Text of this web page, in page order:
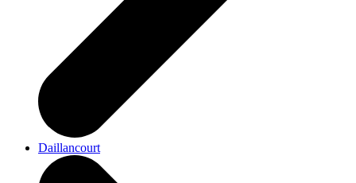
Daillancourt